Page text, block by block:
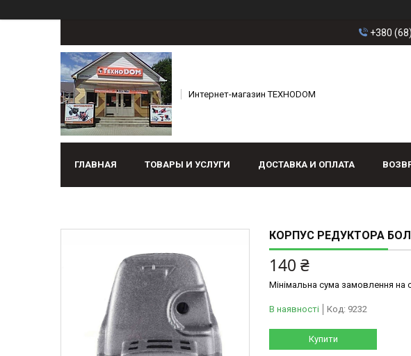
+380
Интернет-магазин ТЕХНОDOM
ГЛАВНАЯ ТОВАРЫ И УСЛУГИ ДОСТАВКА И ОПЛАТА
КОРПУС РЕДУКТОРА
140 ₴
Мінімальна сума замовлення на
В наявності Код: 9232
Купити